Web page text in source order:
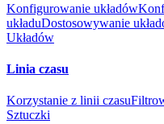
Konfigurowanie układów
układuDostosowywanie
Układów
Linia czasu
Korzystanie z linii czasu
Sztuczki